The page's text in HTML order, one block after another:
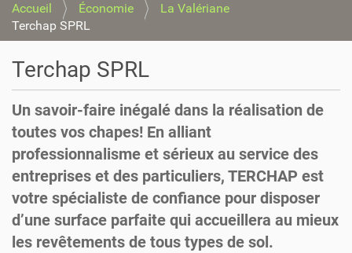
Accueil Économie
La Valériane
Terchap SPRL
Terchap SPRL
Un savoir-faire inégalé dans la réalisation de
toutes vos chapes! En alliant
professionnalisme et sérieux au service des
entreprises et des particuliers, TERCHAP est
votre spécialiste de confiance pour disposer
d’une surface parfaite qui accueillera au mieux
les revêtements de tous types de sol.